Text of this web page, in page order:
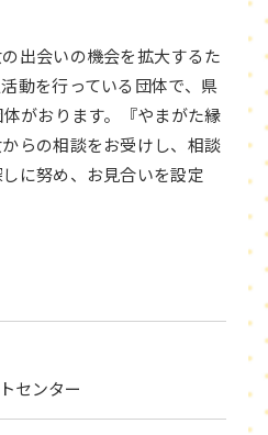
出会いの機会を拡大するた
動を行っている団体で、県
がおります。『やまがた縁
らの相談をお受けし、相談
に努め、お見合いを設定
センター